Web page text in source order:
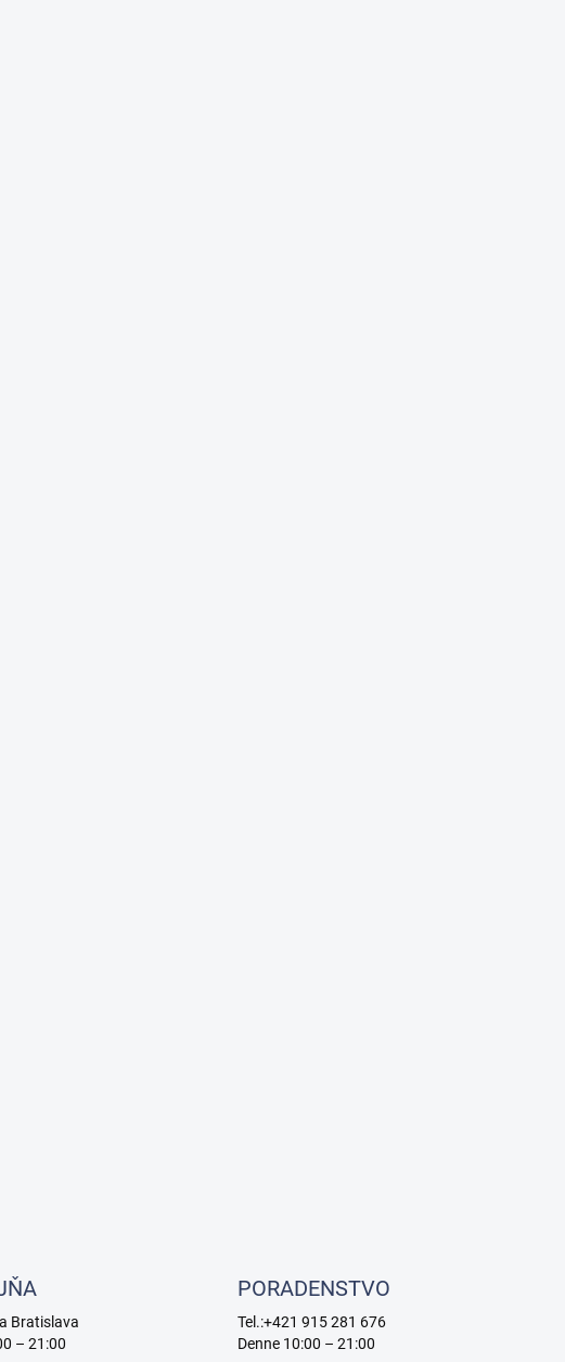
Bratislava
– 21:00
PORADENSTVO
Tel.:+421 915 281 676
Denne 10:00 – 21:00